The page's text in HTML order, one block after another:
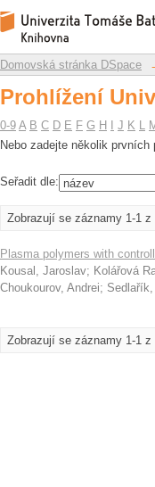
Prohlížení
Repozitář DSpace/
Domovská stránka DSpace
Prohlížení
0-9 A B C D E F G H J K L
Nebo zadejte několik prvních
Seřadit dle:
Zobrazují se záznamy 1-1 z
Plasma polymers with
Kousal, Jaroslav; Kolářová
Choukourov, Andrei;
Zobrazují se záznamy 1-1 z